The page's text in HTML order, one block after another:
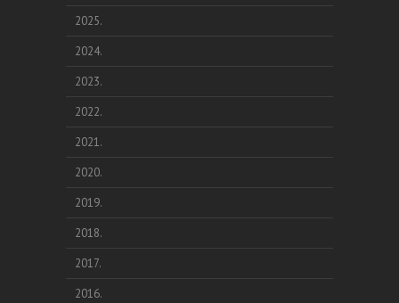
2025.
2024.
2023.
2022.
2021.
2020.
2019.
2018.
2017.
2016.